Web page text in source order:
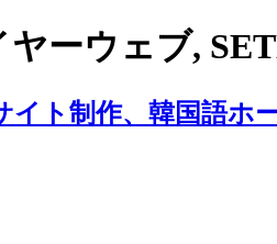
ーウェブ,
ト制作、韓国語ホ